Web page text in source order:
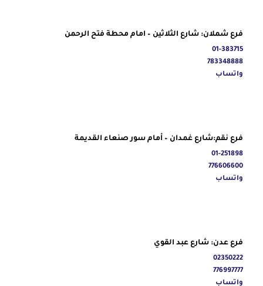
فرع شملان: شارع الثلاثين – امام محطة فتح الرحمن
01-383715
783348888
واتساب
فرع نقم:شارع غمدان – أمام سور صنعاء القديمة
01-251898
776606600
واتساب
فرع عدن: شارع عبد القوي
02350222
776997777
واتساب